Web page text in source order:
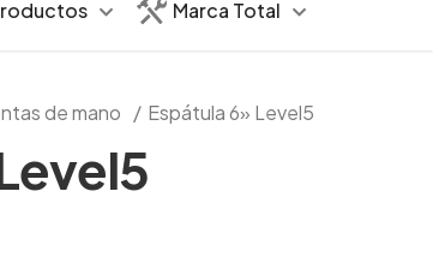
Marca Total
de mano / Espátula 6» Level5